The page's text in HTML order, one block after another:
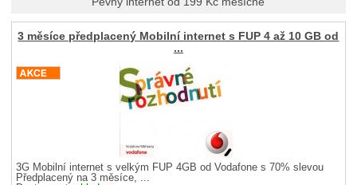
3 měsíce předplacený Mobilní internet s FUP 4 až 10 GB od
...
3G Mobilní internet s velkým FUP 4GB od Vodafone s 70% slevou
Předplacený na 3 měsíce, ...